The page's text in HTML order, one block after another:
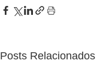
Posts Relacionados